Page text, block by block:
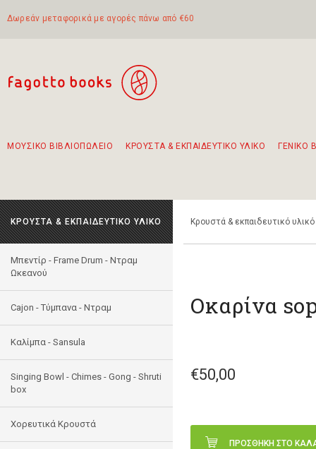
Δωρεάν μεταφορικά με αγορές πάνω από €60
ΜΟΥΣΙΚΟ ΒΙΒΛΙΟΠΩΛΕΙΟ ΚΡΟΥΣΤΑ & ΕΚΠΑΙΔΕΥΤΙΚΟ ΥΛΙΚΟ ΓΕΝΙΚΟ
ΚΡΟΥΣΤΑ & ΕΚΠΑΙΔΕΥΤΙΚΟ ΥΛΙΚΟ
Μπεντίρ - Frame Drum - Ντραμ
Ωκεανού
Cajon - Τύμπανα - Ντραμ
Καλίμπα - Sansula
Singing Bowl - Chimes - Gong - Shruti
box
Χορευτικά Κρουστά
Κρουστά & εκπαιδευτικό υλικό
Οκαρίνα
€50,00
ΠΡΟΣΘΗΚΗ ΣΤΟ